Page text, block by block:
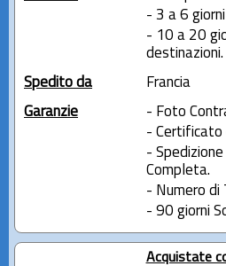
- 3 a 6
- 10 a 20
destinazioni.
Spedito da
Francia
Garanzie
- Foto
- Certificato
- Spedizione
Completa.
- Numero di
- 90 giorni
Acquistate